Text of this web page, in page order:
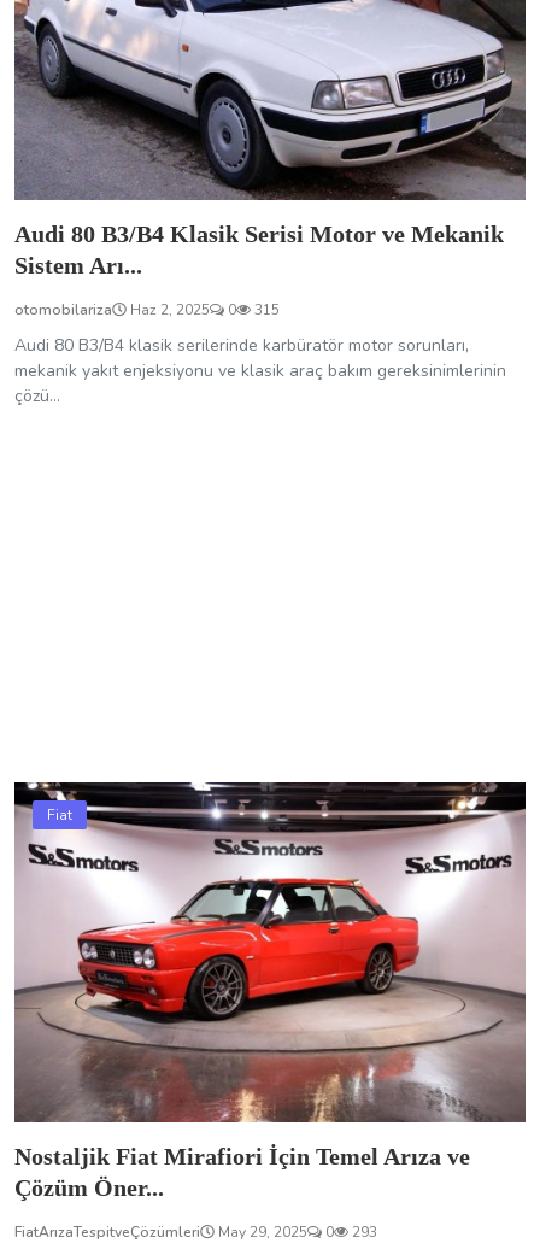
Audi 80 B3/B4 Klasik Serisi Motor ve Mekanik
Sistem Arı...
otomobilariza Haz 2, 2025 0 315
Audi 80 B3/B4 klasik serilerinde karbüratör motor sorunları,
mekanik yakıt enjeksiyonu ve klasik araç bakım gereksinimlerinin
çözü...
Fiat
Nostaljik Fiat Mirafiori İçin Temel Arıza ve
Çözüm Öner...
FiatArızaTespitveÇözümleri May 29, 2025 0 293